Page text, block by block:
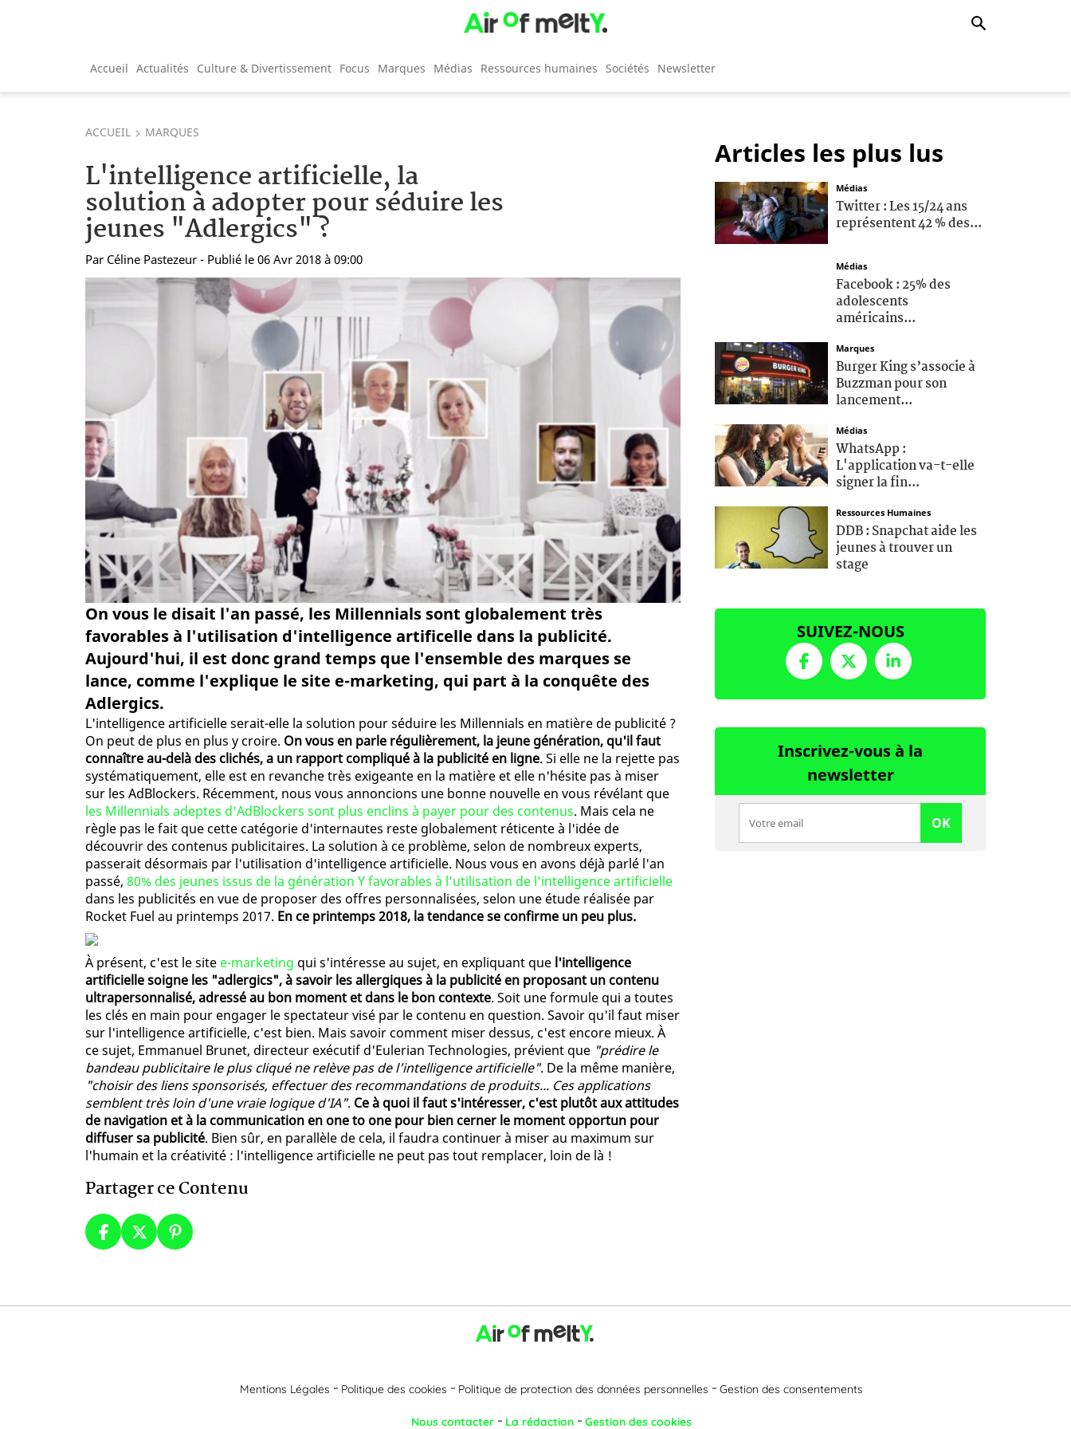
Accueil Actualités Culture & Divertissement Focus Marques Médias Ressources humaines Sociétés Newsletter
ACCUEIL MARQUES
L'intelligence artificielle, la
solution à adopter pour séduire les
jeunes "Adlergics" ?
Par Céline Pastezeur - Publié le 06 Avr 2018 à 09:00
On vous le disait l'an passé, les Millennials sont globalement très
favorables à l'utilisation d'intelligence artificelle dans la publicité.
Aujourd'hui, il est donc grand temps que l'ensemble des marques se
lance, comme l'explique le site e-marketing, qui part à la conquête des
Adlergics.
L'intelligence artificielle serait-elle la solution pour séduire les Millennials en matière de publicité ?
On peut de plus en plus y croire. On vous en parle régulièrement, la jeune génération, qu'il faut
connaître au-delà des clichés, a un rapport compliqué à la publicité en ligne. Si elle ne la rejette pas
systématiquement, elle est en revanche très exigeante en la matière et elle n'hésite pas à miser
sur les AdBlockers. Récemment, nous vous annoncions une bonne nouvelle en vous révélant que
les Millennials adeptes d'AdBlockers sont plus enclins à payer pour des contenus. Mais cela ne
règle pas le fait que cette catégorie d'internautes reste globalement réticente à l'idée de
découvrir des contenus publicitaires. La solution à ce problème, selon de nombreux experts,
passerait désormais par l'utilisation d'intelligence artificielle. Nous vous en avons déjà parlé l'an
passé, 80% des jeunes issus de la génération Y favorables à l’utilisation de l’intelligence artificielle
dans les publicités en vue de proposer des offres personnalisées, selon une étude réalisée par
Rocket Fuel au printemps 2017. En ce printemps 2018, la tendance se confirme un peu plus.
À présent, c'est le site e-marketing qui s'intéresse au sujet, en expliquant que l'intelligence
artificielle soigne les "adlergics", à savoir les allergiques à la publicité en proposant un contenu
ultrapersonnalisé, adressé au bon moment et dans le bon contexte. Soit une formule qui a toutes
les clés en main pour engager le spectateur visé par le contenu en question. Savoir qu'il faut miser
sur l'intelligence artificielle, c'est bien. Mais savoir comment miser dessus, c'est encore mieux. À
ce sujet, Emmanuel Brunet, directeur exécutif d'Eulerian Technologies, prévient que "prédire le
bandeau publicitaire le plus cliqué ne relève pas de l'intelligence artificielle". De la même manière,
"choisir des liens sponsorisés, effectuer des recommandations de produits... Ces applications
semblent très loin d'une vraie logique d'IA". Ce à quoi il faut s'intéresser, c'est plutôt aux attitudes
de navigation et à la communication en one to one pour bien cerner le moment opportun pour
diffuser sa publicité. Bien sûr, en parallèle de cela, il faudra continuer à miser au maximum sur
l'humain et la créativité : l'intelligence artificielle ne peut pas tout remplacer, loin de là !
Partager ce Contenu
Articles les plus lus
Médias
Twitter : Les 15/24 ans
représentent 42 % des...
Médias
Facebook : 25% des
adolescents
américains...
Marques
Burger King s’associe à
Buzzman pour son
lancement...
Médias
WhatsApp :
L'application va-t-elle
signer la fin...
Ressources Humaines
DDB : Snapchat aide les
jeunes à trouver un
stage
SUIVEZ-NOUS
Inscrivez-vous à la
newsletter
OK
Mentions Légales Politique des cookies Politique de protection des données personnelles Gestion des consentements
Nous contacter La rédaction Gestion des cookies